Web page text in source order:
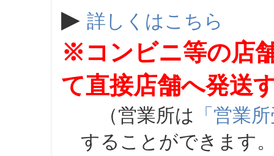
▶ 詳しくはこちら
※コンビニ等の店
て直接店舗へ発送
（営業所は 「営業
することができます